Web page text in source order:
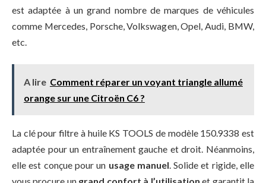
est adaptée à un grand nombre de marques de véhicules
comme Mercedes, Porsche, Volkswagen, Opel, Audi, BMW,
etc.
A lire Comment réparer un voyant triangle allumé
orange sur une Citroën C6 ?
La clé pour filtre à huile KS TOOLS de modèle 150.9338 est
adaptée pour un entraînement gauche et droit. Néanmoins,
elle est conçue pour un usage manuel. Solide et rigide, elle